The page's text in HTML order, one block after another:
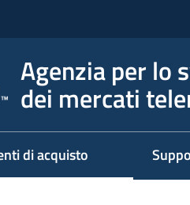
Agenzia per lo
dei mercati
di acquisto